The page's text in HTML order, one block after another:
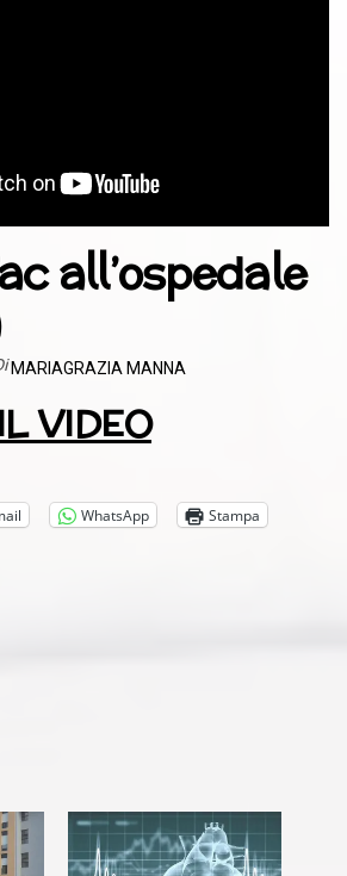
all’ospedale
MARIAGRAZIA MANNA
VIDEO
WhatsApp Stampa